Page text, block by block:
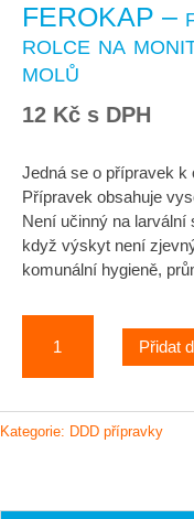
FEROKAP –
rolce na
molů
12 Kč s DPH
Jedná se o přípravek k
Přípravek obsahuje
Není učinný na larvální
když výskyt není
komunální hygieně,
feromonový
pás
Přidat
Kategorie: DDD přípravky